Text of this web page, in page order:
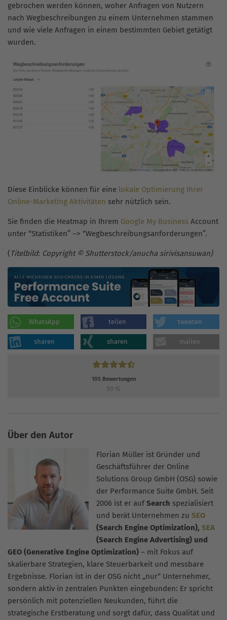
gebrochen werden können, woher Anfragen von Nutzern
nach Wegbeschreibungen zu einem Unternehmen stammen
und wie viele Anfragen in einem bestimmten Gebiet getätigt
wurden.
Diese Einblicke können für eine lokale Optimierung Ihrer
Online-Marketing Aktivitäten sehr nützlich sein.
Sie finden die Heatmap in Ihrem Google My Business Account
unter “Statistiken” –> “Wegbeschreibungsanforderungen”.
(Titelbild: Copyright © Shutterstock/anucha sirivisansuwan)
WhatsApp teilen tweeten
sharen sharen mailen
105Bewertungen
90 %
Über den Autor
Florian Müller ist Gründer und
Geschäftsführer der Online
Solutions Group GmbH (OSG) sowie
der Performance Suite GmbH. Seit
2006 ist er aufSearch spezialisiert
und berät Unternehmen zu SEO
(Search Engine Optimization), SEA
(Search Engine Advertising) und
GEO (Generative Engine Optimization) – mit Fokus auf
skalierbare Strategien, klare Steuerbarkeit und messbare
Ergebnisse. Florian ist in der OSG nicht „nur“ Unternehmer,
sondern aktiv in zentralen Punkten eingebunden: Er spricht
persönlich mit potenziellen Neukunden, führt die
strategische Erstberatung und sorgt dafür, dass Qualität und